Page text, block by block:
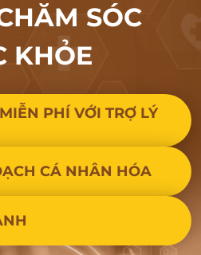
SÓC
KHỎE
PHÍ VỚI TRỢ LÝ
CÁ NHÂN HÓA